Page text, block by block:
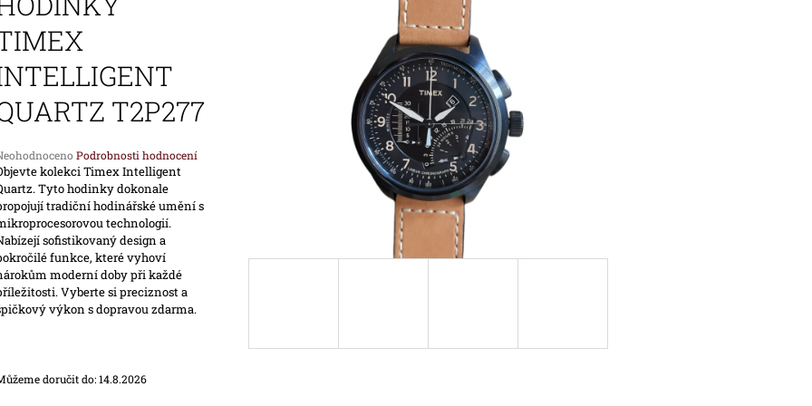
T2P277
Podrobnosti hodnocení
kolekci Timex Intelligent
Tyto hodinky dokonale
tradiční hodinářské umění s
technologií.
sofistikovaný design a
funkce, které vyhoví
moderní doby při každé
Vyberte si preciznost a
výkon s dopravou zdarma.
doručit do:14.8.2026
1 690 Kč